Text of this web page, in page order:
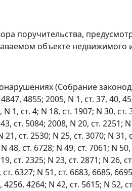
поручительства,
объекте недвижимого
(Собрание
4855; 2005, N 1, ст. 37, 40,
1, ст. 4; N 18, ст. 1907; N 30, ст.
ст. 5084; 2008, N 20, ст. 2251;
ст. 2530; N 25, ст. 3070; N 31,
48, ст. 6728; N 49, ст. 7061; N
ст. 2325; N 23, ст. 2871; N 26,
6327; N 51, ст. 6683, 6685,
4264; N 42, ст. 5615; N 52,